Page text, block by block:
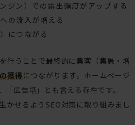
ジン）での露出頻度がアップする
の流入が増える
につながる
行うことで最終的に集客（集患・増
獲得につながります。ホームページ
「広告塔」とも言える存在です。
かせるようSEO対策に取り組みまし